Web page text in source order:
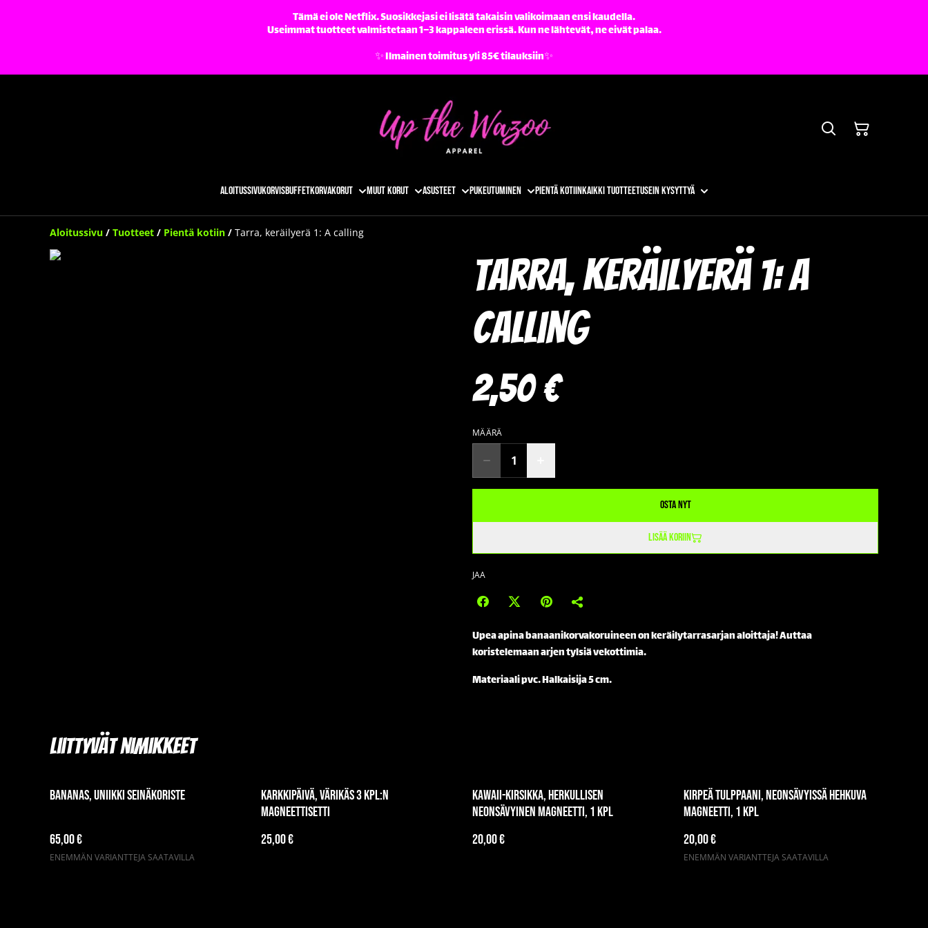
Tämä ei ole Netflix. Suosikkejasi ei lisätä takaisin valikoimaan ensi kaudella.
Useimmat tuotteet valmistetaan 1–3 kappaleen erissä. Kun ne lähtevät, ne eivät palaa.
✨️ Ilmainen toimitus yli 85€ tilauksiin✨️
AloitussivuKorvisbuffetKorvakorut Muut korut Asusteet Pukeutuminen Pientä kotiinKaikki tuotteetUsein kysyttyä
Aloitussivu / Tuotteet / Pientä kotiin / Tarra, keräilyerä 1: A calling
Tarra, keräilyerä 1: A
calling
2,50 €
MÄÄRÄ
Osta nyt
Lisää koriin
JAA
Upea apina banaanikorvakoruineen on keräilytarrasarjan aloittaja! Auttaa
koristelemaan arjen tylsiä vekottimia.
Materiaali pvc. Halkaisija 5 cm.
Liittyvät nimikkeet
Bananas, uniikki seinäkoriste
65,00 €
ENEMMÄN VARIANTTEJA SAATAVILLA
Karkkipäivä, värikäs 3 kpl:n
magneettisetti
25,00 €
Kawaii-kirsikka, herkullisen
neonsävyinen magneetti, 1 kpl
20,00 €
Kirpeä tulppaani, neonsävyissä hehkuva
magneetti, 1 kpl
20,00 €
ENEMMÄN VARIANTTEJA SAATAVILLA